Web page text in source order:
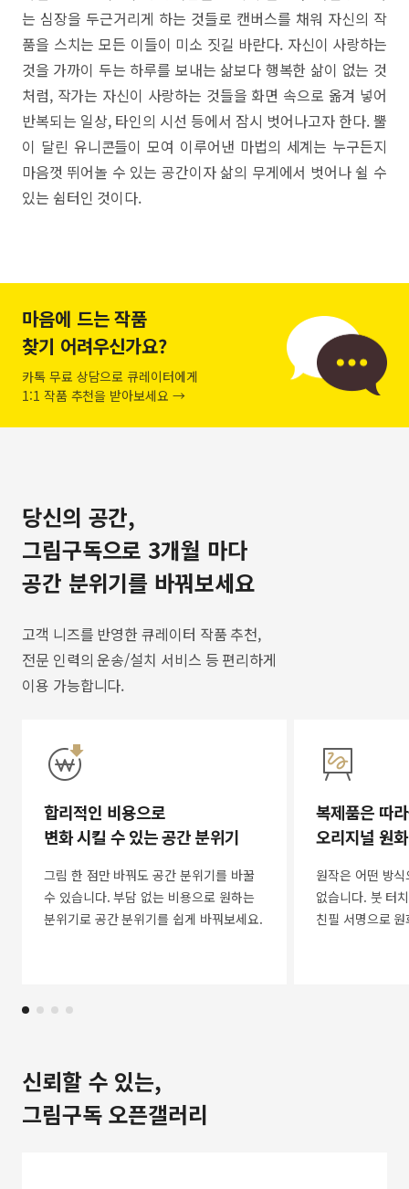
는 심장을 두근거리게 하는 것들로 캔버스를 채워 자신의 작
품을 스치는 모든 이들이 미소 짓길 바란다. 자신이 사랑하는
것을 가까이 두는 하루를 보내는 삶보다 행복한 삶이 없는 것
처럼, 작가는 자신이 사랑하는 것들을 화면 속으로 옮겨 넣어
반복되는 일상, 타인의 시선 등에서 잠시 벗어나고자 한다. 뿔
이 달린 유니콘들이 모여 이루어낸 마법의 세계는 누구든지
마음껏 뛰어놀 수 있는 공간이자 삶의 무게에서 벗어나 쉴 수
있는 쉼터인 것이다.
마음에 드는 작품
찾기 어려우신가요?
카톡 무료 상담으로 큐레이터에게
1:1 작품 추천을 받아보세요 →
당신의 공간,
그림구독으로 3개월 마다
공간 분위기를 바꿔보세요
고객 니즈를 반영한 큐레이터 작품 추천,
전문 인력의 운송/설치 서비스 등 편리하게
이용 가능합니다.
합리적인 비용으로
변화 시킬 수 있는 공간 분위기
그림 한 점만 바꿔도 공간 분위기를 바꿀
수 있습니다. 부담 없는 비용으로 원하는
분위기로 공간 분위기를 쉽게 바꿔보세요.
복제품은 따
오리지널 원
원작은 어떤 방
없습니다. 붓 터
친필 서명으로
신뢰할 수 있는,
그림구독 오픈갤러리